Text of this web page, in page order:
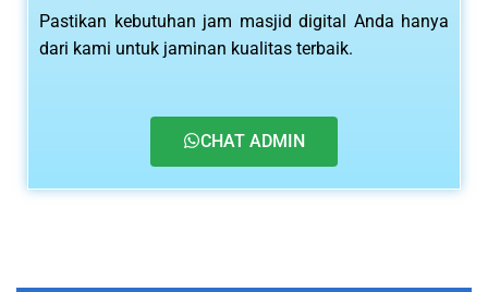
Pastikan kebutuhan jam masjid digital Anda hanya
dari kami untuk jaminan kualitas terbaik.
CHAT ADMIN